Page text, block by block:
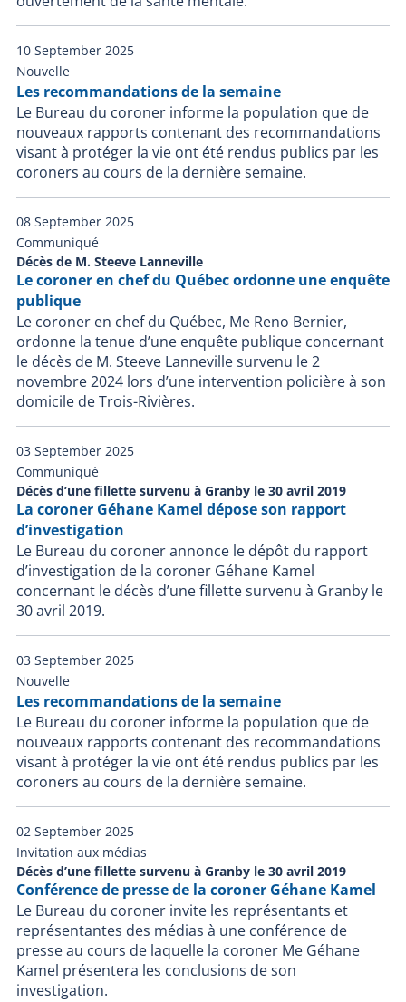
10 September 2025
Nouvelle
Les recommandations de la semaine
Le Bureau du coroner informe la population que de
nouveaux rapports contenant des recommandations
visant à protéger la vie ont été rendus publics par les
coroners au cours de la dernière semaine.
08 September 2025
Communiqué
Décès de M. Steeve Lanneville
Le coroner en chef du Québec ordonne une enquête
publique
Le coroner en chef du Québec, Me Reno Bernier,
ordonne la tenue d’une enquête publique concernant
le décès de M. Steeve Lanneville survenu le 2
novembre 2024 lors d’une intervention policière à son
domicile de Trois-Rivières.
03 September 2025
Communiqué
Décès d’une fillette survenu à Granby le 30 avril 2019
La coroner Géhane Kamel dépose son rapport
d’investigation
Le Bureau du coroner annonce le dépôt du rapport
d’investigation de la coroner Géhane Kamel
concernant le décès d’une fillette survenu à Granby le
30 avril 2019.
03 September 2025
Nouvelle
Les recommandations de la semaine
Le Bureau du coroner informe la population que de
nouveaux rapports contenant des recommandations
visant à protéger la vie ont été rendus publics par les
coroners au cours de la dernière semaine.
02 September 2025
Invitation aux médias
Décès d’une fillette survenu à Granby le 30 avril 2019
Conférence de presse de la coroner Géhane Kamel
Le Bureau du coroner invite les représentants et
représentantes des médias à une conférence de
presse au cours de laquelle la coroner Me Géhane
Kamel présentera les conclusions de son
investigation.